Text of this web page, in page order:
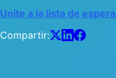
Unite a la lista de espera
Compartir: